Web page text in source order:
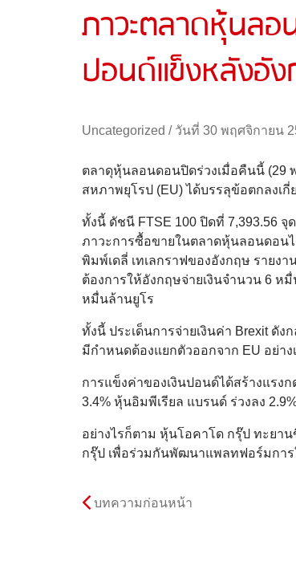
ภาวะตลาดหุ้นล
ปอนด์แข็งหลังอัง
Uncategorized / วันที่ 30 พฤศจิกายน
ตลาดุหุ้นลอนดอนปิดร่วงเมื่อคืนนี้ (29
สหภาพยุโรป (EU) ได้บรรลุข้อตกลงเ
ทั้งนี้ ดัชนี FTSE 100 ปิดที่ 7,393.56 จุ
ภาวะการซื้อขายในตลาดหุ้นลอนดอน
พิมพ์เดลี่ เทเลกราฟของอังกฤษ รายง
ต้องการให้อังกฤษจ่ายเงินจำนวน 6 ห
หมื่นล้านยูโร
ทั้งนี้ ประเด็นการจ่ายเงินค่า Brexit ดั
มีกำหนดต้องแยกตัวออกจาก EU อย่าง
การแข็งค่าของเงินปอนด์ได้สร้างแร
3.4% หุ้นอิมพีเรียล แบรนด์ ร่วงลง
อย่างไรก็ตาม หุ้นโอคาโด กรุ๊ป ทะยา
กรุ๊ป เพื่อร่วมกันพัฒนาแพลทฟอร์มการ
บทความก่อนหน้า